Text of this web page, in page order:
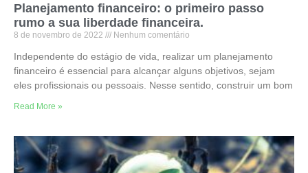
Planejamento financeiro: o primeiro passo
rumo a sua liberdade financeira.
8 de novembro de 2022 Nenhum comentário
Independente do estágio de vida, realizar um planejamento
financeiro é essencial para alcançar alguns objetivos, sejam
eles profissionais ou pessoais. Nesse sentido, construir um bom
Read More »